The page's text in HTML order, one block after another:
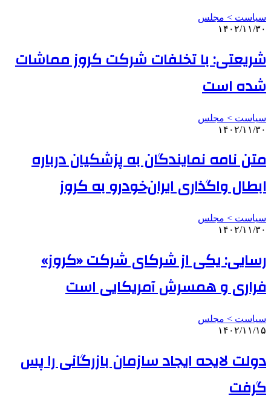
سیاست > مجلس
۱۴۰۲/۱۱/۳۰
شریعتی: با تخلفات شرکت کروز مماشات
شده است
سیاست > مجلس
۱۴۰۲/۱۱/۳۰
متن نامه نمایندگان به پزشکیان درباره
ابطال واگذاری ایران‌خودرو به کروز
سیاست > مجلس
۱۴۰۲/۱۱/۳۰
رسایی: یکی از شرکای شرکت «کروز»
فراری و همسرش آمریکایی است
سیاست > مجلس
۱۴۰۲/۱۱/۱۵
دولت لایحه ایجاد سازمان بازرگانی را پس
گرفت